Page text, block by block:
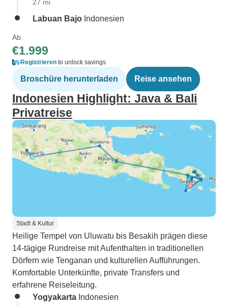
27 mi
Labuan Bajo Indonesien
Ab
€1.999
Registrieren to unlock savings
Broschüre herunterladen Reise ansehen
Indonesien Highlight: Java & Bali
Privatreise
Stadt & Kultur
Heilige Tempel von Uluwatu bis Besakih prägen diese
14-tägige Rundreise mit Aufenthalten in traditionellen
Dörfern wie Tenganan und kulturellen Aufführungen.
Komfortable Unterkünfte, private Transfers und
erfahrene Reiseleitung.
Yogyakarta Indonesien